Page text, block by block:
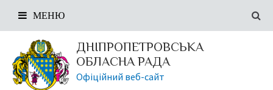
ДНІПРОПЕТРОВСЬКА
ОБЛАСНА РАДА
Офіційний веб-сайт
МЕНЮ